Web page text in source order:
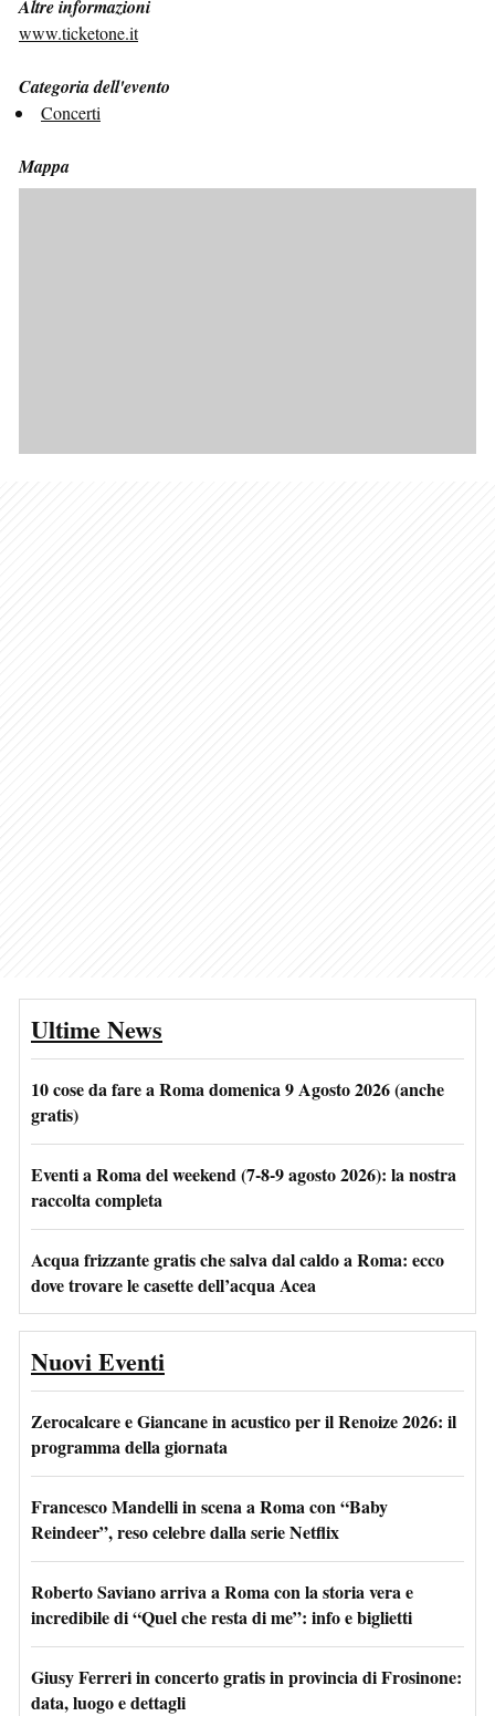
Altre informazioni
www.ticketone.it
Categoria dell'evento
Concerti
Mappa
Ultime News
10 cose da fare a Roma domenica 9 Agosto 2026 (anche
gratis)
Eventi a Roma del weekend (7-8-9 agosto 2026): la nostra
raccolta completa
Acqua frizzante gratis che salva dal caldo a Roma: ecco
dove trovare le casette dell’acqua Acea
Nuovi Eventi
Zerocalcare e Giancane in acustico per il Renoize 2026: il
programma della giornata
Francesco Mandelli in scena a Roma con “Baby
Reindeer”, reso celebre dalla serie Netflix
Roberto Saviano arriva a Roma con la storia vera e
incredibile di “Quel che resta di me”: info e biglietti
Giusy Ferreri in concerto gratis in provincia di Frosinone:
data, luogo e dettagli